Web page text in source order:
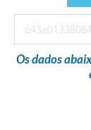
Os dados